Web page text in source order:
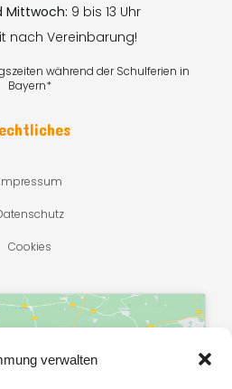
verwalten
Mittwoch: 9 bis 13 Uhr
nach Vereinbarung!
während der Schulferien in
Bayern*
Impressum
Cookies